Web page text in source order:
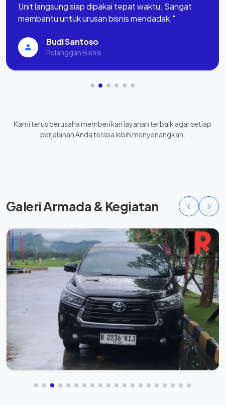
Unit langsung siap dipakai tepat waktu. Sangat
membantu untuk urusan bisnis mendadak."
Budi Santoso
Pelanggan Bisnis
Kami terus berusaha memberikan layanan terbaik agar setiap
perjalanan Anda terasa lebih menyenangkan.
Galeri Armada & Kegiatan